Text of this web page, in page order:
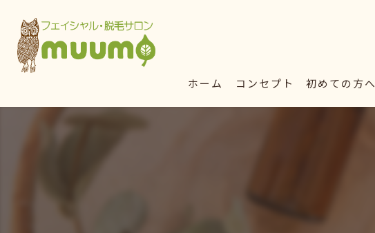
ホーム コンセプト 初めての方へ